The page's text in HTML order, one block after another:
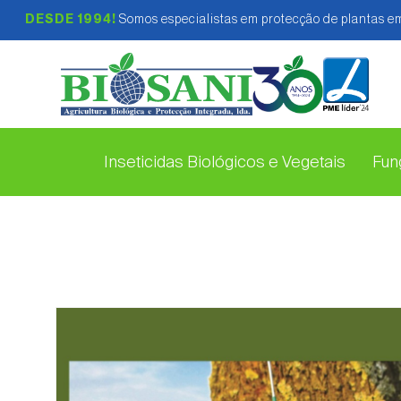
DESDE 1994! Somos especialistas em protecção de plantas
Inseticidas Biológicos e Vegetais